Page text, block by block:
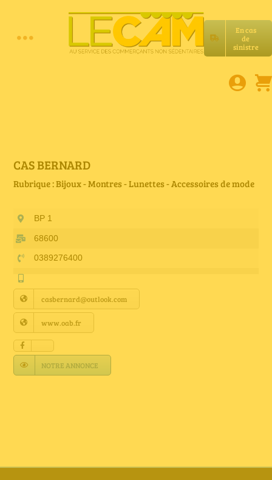
En cas
de
sinistre
Toggle
E-book
Petites annonces
Annuaire Fournisseurs
Actualités
Contact
CAS BERNARD
Rubrique : Bijoux - Montres - Lunettes - Accessoires de mode
BP 1
68600
0389276400
casbernard@outlook.com
www.oab.fr
NOTRE ANNONCE